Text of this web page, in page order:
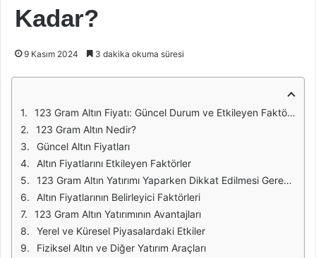
Kadar?
9 Kasım 2024 3 dakika okuma süresi
123 Gram Altın Fiyatı: Güncel Durum ve Etkileyen Faktörler
123 Gram Altın Nedir?
Güncel Altın Fiyatları
Altın Fiyatlarını Etkileyen Faktörler
123 Gram Altın Yatırımı Yaparken Dikkat Edilmesi Gerekenler
Altın Fiyatlarının Belirleyici Faktörleri
123 Gram Altın Yatırımının Avantajları
Yerel ve Küresel Piyasalardaki Etkiler
Fiziksel Altın ve Diğer Yatırım Araçları